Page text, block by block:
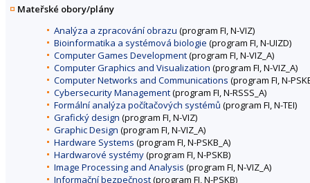
Mateřské obory/plány
Analýza a zpracování obrazu (program FI, N-VIZ)
Bioinformatika a systémová biologie (program FI, N-UIZD)
Computer Games Development(program FI, N-VIZ_A)
Computer Graphics and Visualization (program FI, N-VIZ_A)
Computer Networks and Communications (program FI, N-
Cybersecurity Management(program FI, N-RSSS_A)
Formální analýza počítačových systémů (program FI, N-TEI)
Grafický design (program FI, N-VIZ)
Graphic Design (program FI, N-VIZ_A)
Hardware Systems (program FI, N-PSKB_A)
Hardwarové systémy(program FI, N-PSKB)
Image Processing and Analysis (program FI, N-VIZ_A)
Informační bezpečnost(program FI, N-PSKB)